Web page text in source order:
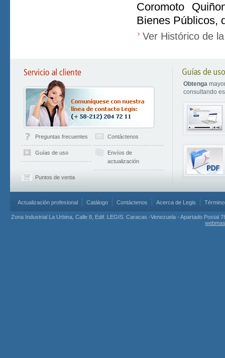
Coromoto
Bienes Públicos,
Ver Histórico de
Preguntas frecuentes Contáctenos
Guías de uso
Envíos de
actualización
Puntos de venta
Obtenga
consultando
Actualización profesional Catálogo Contáctenos Acerca de Legis
Zona Industrial La Urbina, Calle 8, Edif. LEGIS. Caracas -Venezuela - Apartado